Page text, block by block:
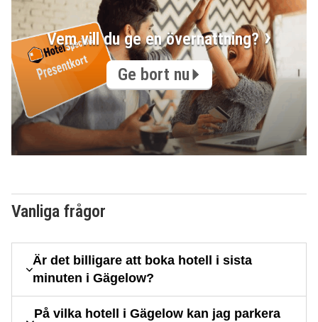
Vem vill du ge en övernattning?
Ge bort nu
Vanliga frågor
Är det billigare att boka hotell i sista
minuten i Gägelow?
På vilka hotell i Gägelow kan jag parkera